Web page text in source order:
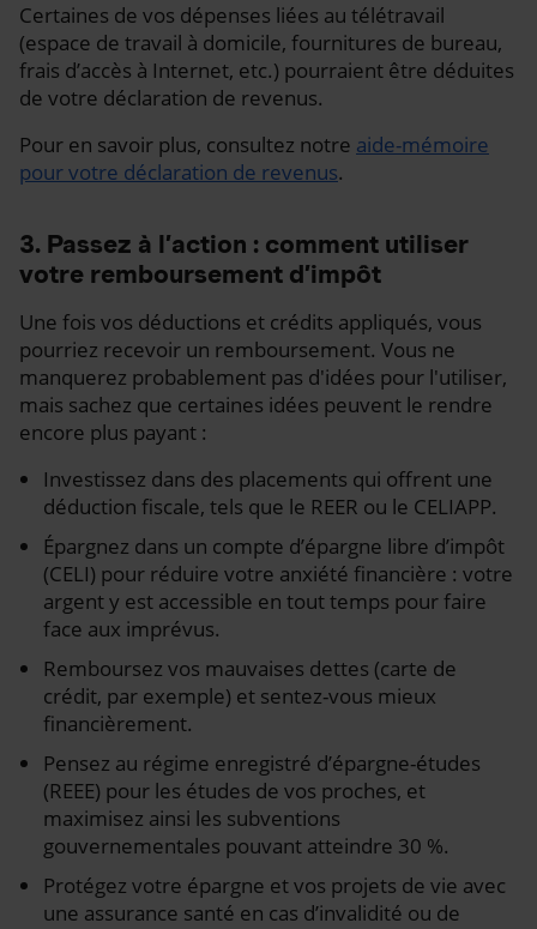
Certaines de vos dépenses liées au télétravail
(espace de travail à domicile, fournitures de bureau,
frais d’accès à Internet, etc.) pourraient être déduites
de votre déclaration de revenus.
Pour en savoir plus, consultez notre aide-mémoire
pour votre déclaration de revenus.
3. Passez à l’action : comment utiliser
votre remboursement d’impôt
Une fois vos déductions et crédits appliqués, vous
pourriez recevoir un remboursement. Vous ne
manquerez probablement pas d'idées pour l'utiliser,
mais sachez que certaines idées peuvent le rendre
encore plus payant :
Investissez dans des placements qui offrent une
déduction fiscale, tels que le REER ou le CELIAPP.
Épargnez dans un compte d’épargne libre d’impôt
(CELI) pour réduire votre anxiété financière : votre
argent y est accessible en tout temps pour faire
face aux imprévus.
Remboursez vos mauvaises dettes (carte de
crédit, par exemple) et sentez-vous mieux
financièrement.
Pensez au régime enregistré d’épargne-études
(REEE) pour les études de vos proches, et
maximisez ainsi les subventions
gouvernementales pouvant atteindre 30 %.
Protégez votre épargne et vos projets de vie avec
une assurance santé en cas d’invalidité ou de